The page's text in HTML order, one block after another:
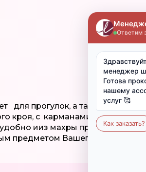
прогулок, а также в
кроя, с карманами. На поясе
ииз махры простой в
предметом Вашего домашнего